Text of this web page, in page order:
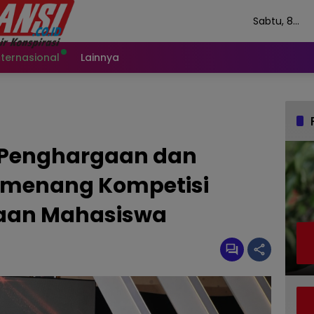
Sabtu, 8
Lainnya
dan
Kompetisi
Mahasiswa